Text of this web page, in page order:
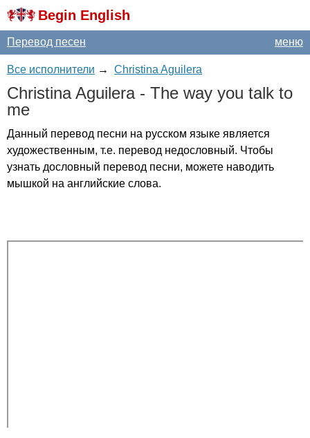
Begin English
меню
Перевод песен
Все исполнители → Christina Aguilera
Christina Aguilera- The way you talk to
me
Данный перевод песни на русском языке является
художественным, т.е. перевод недословный. Чтобы
узнать дословный перевод песни, можете наводить
мышкой на английские слова.